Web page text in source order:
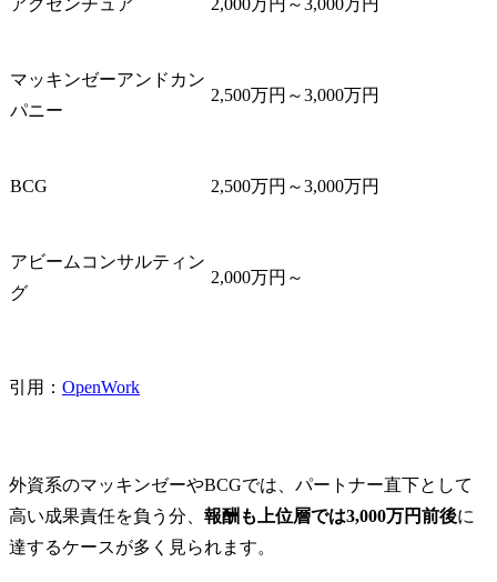
アクセンチュア 2,000万円～3,000万円
マッキンゼーアンドカン
パニー
2,500万円～3,000万円
BCG 2,500万円～3,000万円
アビームコンサルティン
グ
2,000万円～
引用： OpenWork
外資系のマッキンゼーやBCGでは、パートナー直下として
高い成果責任を負う分、 報酬も上位層では3,000万円前後に
達するケースが多く見られます。